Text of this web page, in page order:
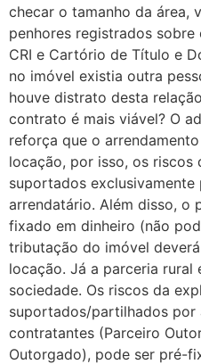
checar o tamanho da área,
penhores registrados
CRI e Cartório de Título e
no imóvel existia outra
houve distrato desta
contrato é mais viável? O
reforça que o
locação, por isso, os riscos
suportados
arrendatário. Além disso, o
fixado em dinheiro (não
tributação do imóvel
locação. Já a parceria rural
sociedade. Os riscos da
suportados/partilhados por
contratantes (Parceiro
Outorgado), pode ser pré-